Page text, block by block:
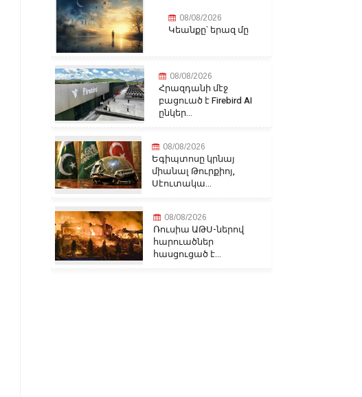
08/08/2026
Կեանքը՝ երազ մը
08/08/2026
Հրազդանի մէջ
բացուած է Firebird AI
ընկեր...
08/08/2026
Եգիպտոսը կրնայ
միանալ Թուրքիոյ,
Սէուտակա...
08/08/2026
Ռուսիա ԱԹՍ-ներով
հարուածներ
հասցուցած է...